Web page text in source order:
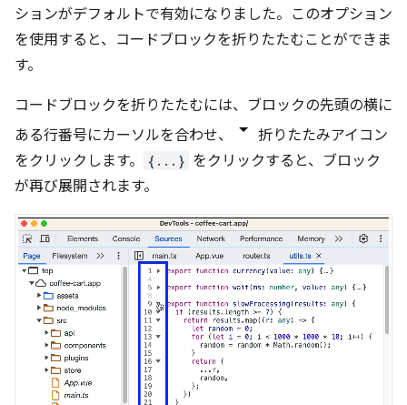
ションがデフォルトで有効になりました。このオプション
を使用すると、コードブロックを折りたたむことができま
す。
コードブロックを折りたたむには、ブロックの先頭の横に
ある行番号にカーソルを合わせ、
折りたたみアイコン
をクリックします。
{...} をクリックすると、ブロック
が再び展開されます。